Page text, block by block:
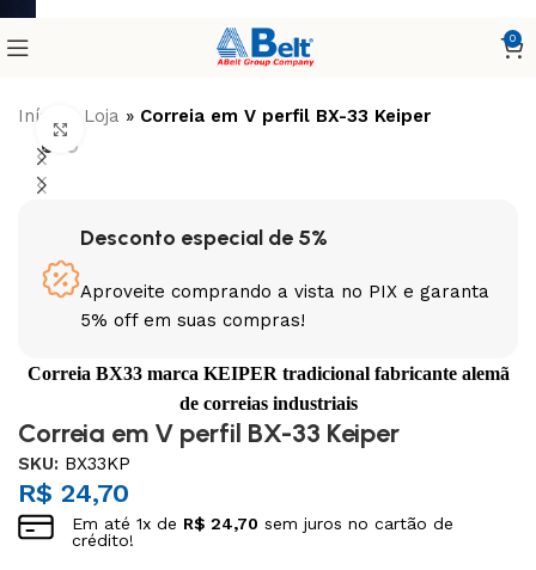
0
Início Loja » Correia em V perfil BX-33 Keiper
Clique para ampliar
Desconto especial de 5%
Aproveite comprando a vista no PIX e garanta
5% off em suas compras!
Correia BX33 marca KEIPER tradicional fabricante alemã
de correias industriais
Correia em V perfil BX-33 Keiper
SKU: BX33KP
R$ 24,70
Em até1x de R$ 24,70 sem juros no cartão de
crédito!